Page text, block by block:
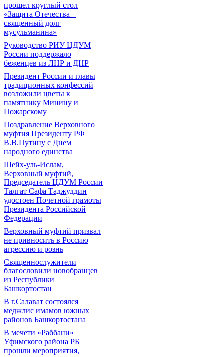
прошел круглый стол
«Защита Отечества –
священный долг
мусульманина»
Руководство РИУ ЦДУМ
России поддержало
беженцев из ЛНР и ДНР
Президент России и главы
традиционных конфессий
возложили цветы к
памятнику Минину и
Пожарскому
Поздравление Верховного
муфтия Президенту РФ
В.В.Путину с Днем
народного единства
Шейх-уль-Ислам,
Верховный муфтий,
Председатель ЦДУМ России
Талгат Сафа Таджуддин
удостоен Почетной грамоты
Президента Российской
Федерации
Верховный муфтий призвал
не привносить в Россию
агрессию и рознь
Священнослужители
благословили новобранцев
из Республики
Башкортостан
В г.Салават состоялся
меджлис имамов южных
районов Башкортостана
В мечети «Раббани»
Уфимского района РБ
прошли мероприятия,